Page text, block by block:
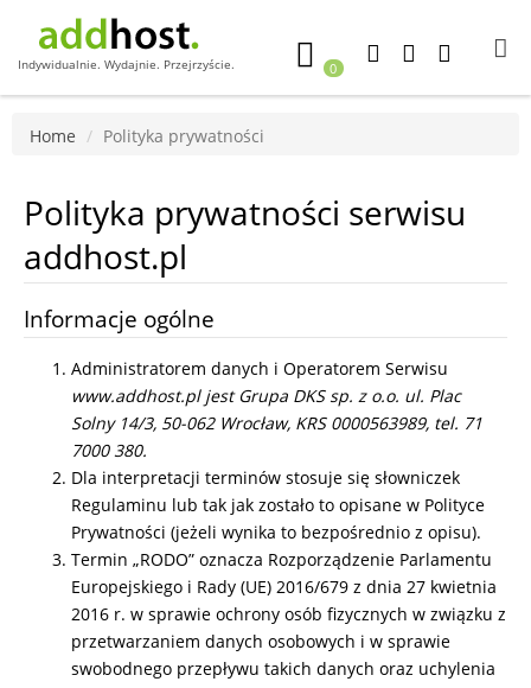
Indywidualnie. Wydajnie. Przejrzyście. 0
Home Polityka prywatności
Polityka prywatności serwisu
addhost.pl
Informacje ogólne
Administratorem danych i Operatorem Serwisu
www.addhost.pl jest Grupa DKS sp. z o.o. ul. Plac
Solny 14/3, 50-062 Wrocław, KRS 0000563989, tel. 71
7000 380.
Dla interpretacji terminów stosuje się słowniczek
Regulaminu lub tak jak zostało to opisane w Polityce
Prywatności (jeżeli wynika to bezpośrednio z opisu).
Termin „RODO” oznacza Rozporządzenie Parlamentu
Europejskiego i Rady (UE) 2016/679 z dnia 27 kwietnia
2016 r. w sprawie ochrony osób fizycznych w związku z
przetwarzaniem danych osobowych i w sprawie
swobodnego przepływu takich danych oraz uchylenia